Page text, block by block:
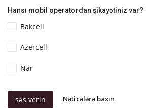
Hansı mobil operatordan şikayətiniz var?
Bakcell
Azercell
Nar
səs verin Nəticələrə baxın